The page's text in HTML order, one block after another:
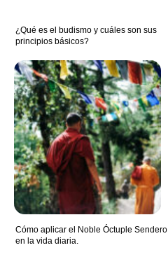
¿Qué es el budismo y cuáles son sus
principios básicos?
Cómo aplicar el Noble Óctuple Sendero
en la vida diaria.